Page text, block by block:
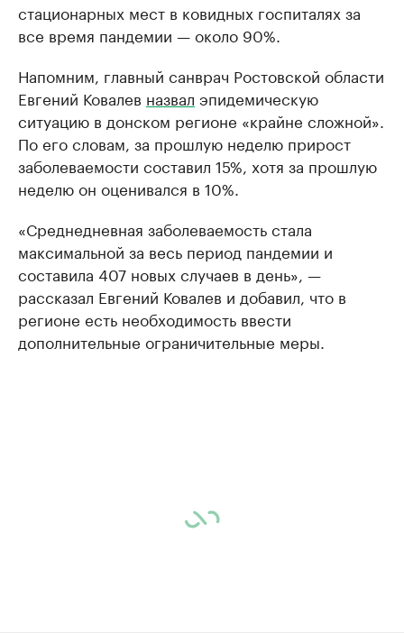
стационарных мест в ковидных госпиталях за
все время пандемии — около 90%.
Напомним, главный санврач Ростовской области
Евгений Ковалев назвал эпидемическую
ситуацию в донском регионе «крайне сложной».
По его словам, за прошлую неделю прирост
заболеваемости составил 15%, хотя за прошлую
неделю он оценивался в 10%.
«Среднедневная заболеваемость стала
максимальной за весь период пандемии и
составила 407 новых случаев в день», —
рассказал Евгений Ковалев и добавил, что в
регионе есть необходимость ввести
дополнительные ограничительные меры.